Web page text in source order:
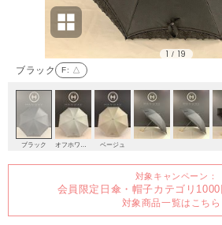
ブラック F: △
1 / 19
ブラック ベージュ
対象キャンペーン：
会員限定日傘・帽子カテゴリ
対象商品一覧はこちら